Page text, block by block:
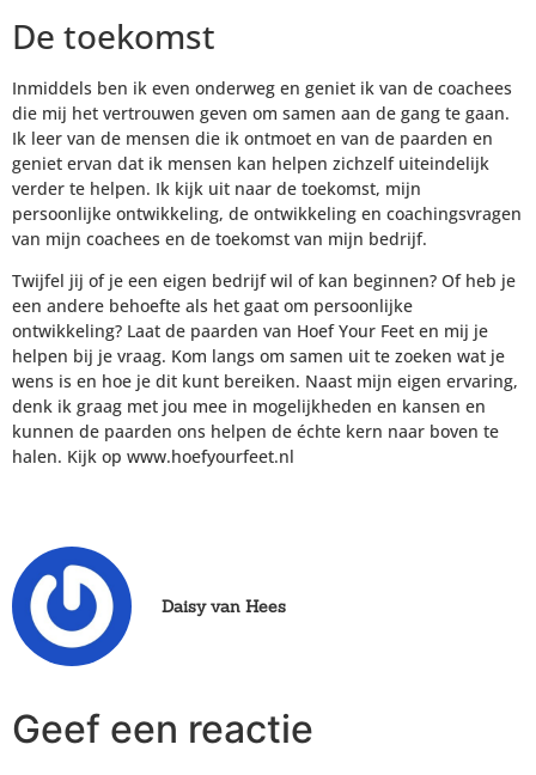
De toekomst
Inmiddels ben ik even onderweg en geniet ik van de coachees
die mij het vertrouwen geven om samen aan de gang te gaan.
Ik leer van de mensen die ik ontmoet en van de paarden en
geniet ervan dat ik mensen kan helpen zichzelf uiteindelijk
verder te helpen. Ik kijk uit naar de toekomst, mijn
persoonlijke ontwikkeling, de ontwikkeling en coachingsvragen
van mijn coachees en de toekomst van mijn bedrijf.
Twijfel jij of je een eigen bedrijf wil of kan beginnen? Of heb je
een andere behoefte als het gaat om persoonlijke
ontwikkeling? Laat de paarden van Hoef Your Feet en mij je
helpen bij je vraag. Kom langs om samen uit te zoeken wat je
wens is en hoe je dit kunt bereiken. Naast mijn eigen ervaring,
denk ik graag met jou mee in mogelijkheden en kansen en
kunnen de paarden ons helpen de échte kern naar boven te
halen. Kijk op www.hoefyourfeet.nl
Daisy van Hees
Geef een reactie